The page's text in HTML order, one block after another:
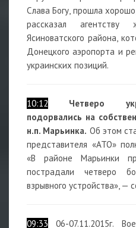
Слава Богу, прошла
рассказал
Ясиноватского района,
Донецкого аэропорта и
украинских позиций.
10:12
Четверо
подорвались на
н.п. Марьинка. Об этом
представителя «АТО»
«В районе Марьинки
пострадали четверо
взрывного устройства», —
09:33 06-07.11.2015г.